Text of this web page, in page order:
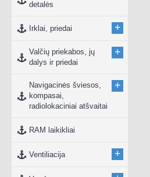
detalės
Irklai, priedai +
Valčių priekabos, jų
dalys ir priedai
+
Navigacinės šviesos,
kompasai,
radiolokaciniai atšvaitai
+
RAM laikikliai
Ventiliacija +